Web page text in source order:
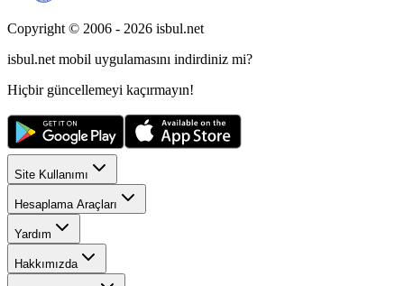
Copyright © 2006 - 2026 isbul.net
isbul.net mobil uygulamasını indirdiniz mi?
Hiçbir güncellemeyi kaçırmayın!
Site Kullanımı
Hesaplama Araçları
Yardım
Hakkımızda